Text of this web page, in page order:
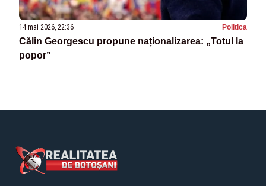
14 mai 2026, 22:36 Politica
Călin Georgescu propune naționalizarea: „Totul la
popor”